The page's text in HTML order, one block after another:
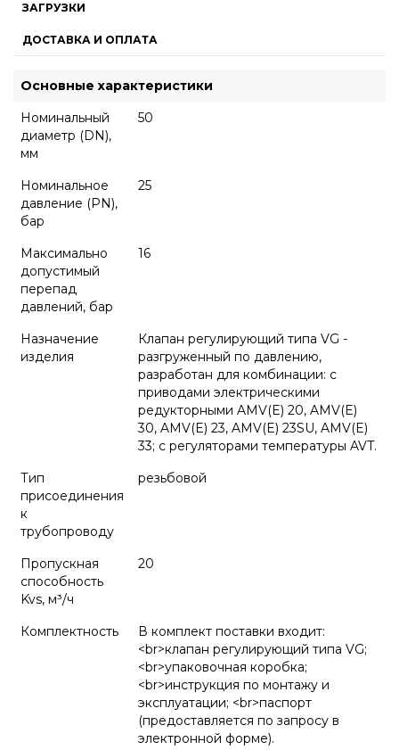
ЗАГРУЗКИ
ДОСТАВКА И ОПЛАТА
Основные характеристики
Номинальный
диаметр (DN),
мм
50
Номинальное
давление (PN),
бар
25
Максимально
допустимый
перепад
давлений, бар
16
Назначение
изделия
Клапан регулирующий типа VG -
разгруженный по давлению,
разработан для комбинации: с
приводами электрическими
редукторными AMV(E) 20, AMV(E)
30, AMV(E) 23, AMV(E) 23SU, AMV(E)
33; с регуляторами температуры AVT.
Тип
присоединения
к
трубопроводу
резьбовой
Пропускная
способность
Kvs, м³/ч
20
Комплектность
В комплект поставки входит:
<br>клапан регулирующий типа VG;
<br>упаковочная коробка;
<br>инструкция по монтажу и
эксплуатации; <br>паспорт
(предоставляется по запросу в
электронной форме).